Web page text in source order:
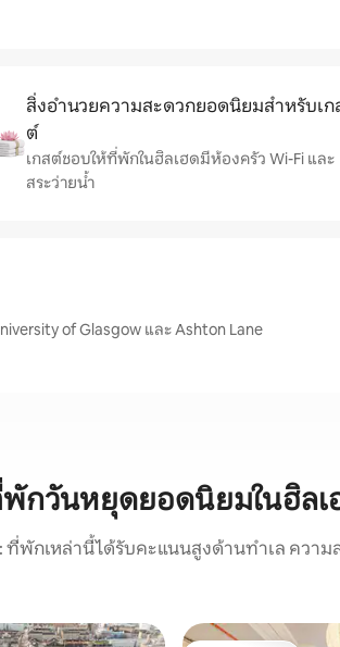
สิ่งอำนวยความสะดวกยอดนิยมสำหรับเก
ต์
เกสต์ชอบให้ที่พักในฮิลเฮดมีห้องครัว Wi-Fi และ
สระว่ายน้ำ
of Glasgow และ Ashton Lane
กวันหยุดยอดนิยมในฮิลเ
ที่พักเหล่านี้ได้รับคะแนนสูงด้านทำเล ความ